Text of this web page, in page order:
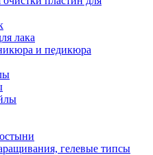
лака
и педикюра
гелевые типсы